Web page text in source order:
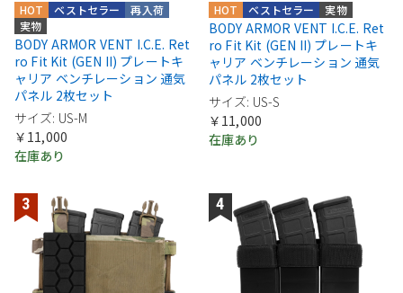
実物
再入荷
ベストセラー
HOT
BODY ARMOR VENT I.C.E. Ret
ro Fit Kit (GEN II) プレートキ
ャリア ベンチレーション 通気
パネル 2枚セット
サイズ: US-M
￥11,000
在庫あり
実物
ベストセラー
HOT
BODY ARMOR VENT I.C.E. Ret
ro Fit Kit (GEN II) プレートキ
ャリア ベンチレーション 通気
パネル 2枚セット
サイズ: US-S
￥11,000
在庫あり